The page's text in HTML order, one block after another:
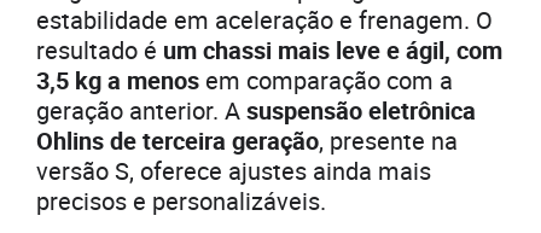
estabilidade em aceleração e frenagem. O
resultado é um chassi mais leve e ágil, com
3,5 kg a menos em comparação com a
geração anterior. Asuspensão eletrônica
Ohlins de terceira geração, presente na
versão S, oferece ajustes ainda mais
precisos e personalizáveis.